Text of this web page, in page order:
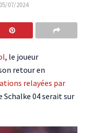
05/07/2024
, le joueur
retour en
relayées par
Schalke 04 serait sur